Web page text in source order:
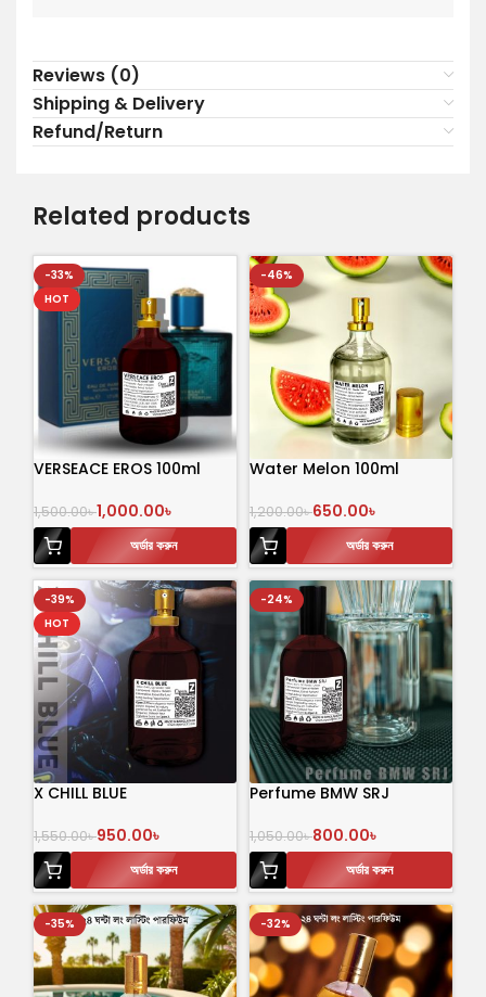
Reviews (0)
Shipping & Delivery
Refund/Return
Related products
-33%
HOT
VERSEACE EROS 100ml
1,500.00৳1,000.00৳
অর্ডার করুন
-46%
Water Melon 100ml
1,200.00৳650.00৳
অর্ডার করুন
-39%
HOT
X CHILL BLUE
1,550.00৳950.00৳
অর্ডার করুন
-24%
Perfume BMW SRJ
1,050.00৳800.00৳
অর্ডার করুন
-35% -32%